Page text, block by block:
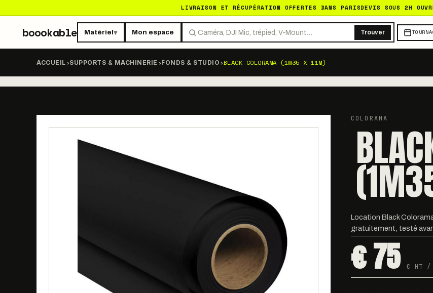
LIVRAISON ET RÉCUPÉRATION OFFERTES DANS PARISDEVIS SOUS 2H
boookable Matériel▾ Mon espace Trouver
ACCUEIL ›SUPPORTS & MACHINERIE ›FONDS & STUDIO ›BLACK COLORAMA (1M35 X 11M)
COLORAMA
Location Black
gratuitement, testé
€ 75 € HT /